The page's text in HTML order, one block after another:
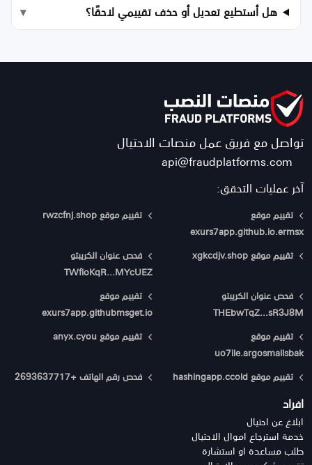
هل أستطيع تعديل أو حذف تقييمي لاحقًا؟
تواصل مع فريق عمل منصات الاحتيال
api@fraudplatforms.com
آخر عمليات التحقق:
تقييم موقع
exurs7app.github.io.ermsx
تقييم موقع rwzcfnj.shop
تقييم موقع xgkcdjv.shop
فحص عنوان الكريبتو
TWfioKqR...MYcUEZ
فحص عنوان الكريبتو
THEbwTqZ...sR3J8M
تقييم موقع
exurs7app.githubmsget.io
تقييم موقع
uo7ile.argosmallsbak
تقييم موقع anyx.cyou
تقييم موقع hashingapp.ccold فحص رقم الهاتف +2693637717
افراد
ابلاغ عن احتيال
خدمة استرجاع اموال الاحتيال
طلب مساعدة او استشارة